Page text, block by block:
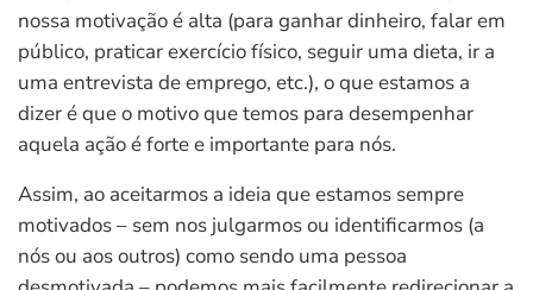
nossa motivação é alta (para ganhar dinheiro, falar em
público, praticar exercício físico, seguir uma dieta, ir a
uma entrevista de emprego, etc.), o que estamos a
dizer é que o motivo que temos para desempenhar
aquela ação é forte e importante para nós.
Assim, ao aceitarmos a ideia que estamos sempre
motivados – sem nos julgarmos ou identificarmos (a
nós ou aos outros) como sendo uma pessoa